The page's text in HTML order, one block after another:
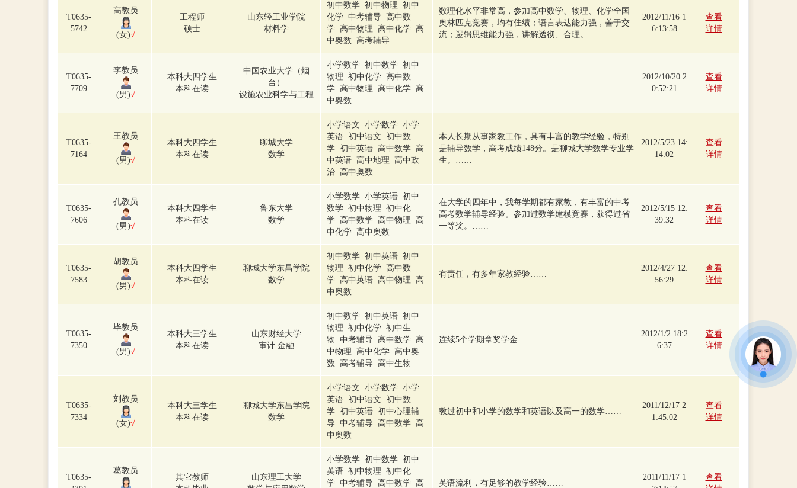
T0635-
5742
高教员
(女)√
工程师
硕士
山东轻工业学院
材料学
初中数学 初中物理 初中
化学 中考辅导 高中数
学 高中物理 高中化学 高
中奥数 高考辅导
数理化水平非常高，参加高中数学、物理、化学全国
奥林匹克竞赛，均有佳绩；语言表达能力强，善于交
流；逻辑思维能力强，讲解透彻、合理。……
2012/11/16 1
6:13:58
查看
详情
T0635-
7709
李教员
(男)√
本科大四学生
本科在读
中国农业大学（烟
台）
设施农业科学与工程
小学数学 初中数学 初中
物理 初中化学 高中数
学 高中物理 高中化学 高
中奥数
……
2012/10/20 2
0:52:21
查看
详情
T0635-
7164
王教员
(男)√
本科大四学生
本科在读
聊城大学
数学
小学语文 小学数学 小学
英语 初中语文 初中数
学 初中英语 高中数学 高
中英语 高中地理 高中政
治 高中奥数
本人长期从事家教工作，具有丰富的教学经验，特别
是辅导数学，高考成绩148分。是聊城大学数学专业学
生。……
2012/5/23 14:
14:02
查看
详情
T0635-
7606
孔教员
(男)√
本科大四学生
本科在读
鲁东大学
数学
小学数学 小学英语 初中
数学 初中物理 初中化
学 高中数学 高中物理 高
中化学 高中奥数
在大学的四年中，我每学期都有家教，有丰富的中考
高考数学辅导经验。参加过数学建模竞赛，获得过省
一等奖。……
2012/5/15 12:
39:32
查看
详情
T0635-
7583
胡教员
(男)√
本科大四学生
本科在读
聊城大学东昌学院
数学
初中数学 初中英语 初中
物理 初中化学 高中数
学 高中英语 高中物理 高
中奥数
有责任，有多年家教经验……
2012/4/27 12:
56:29
查看
详情
T0635-
7350
毕教员
(男)√
本科大三学生
本科在读
山东财经大学
审计 金融
初中数学 初中英语 初中
物理 初中化学 初中生
物 中考辅导 高中数学 高
中物理 高中化学 高中奥
数 高考辅导 高中生物
连续5个学期拿奖学金……
2012/1/2 18:2
6:37
查看
详情
T0635-
7334
刘教员
(女)√
本科大三学生
本科在读
聊城大学东昌学院
数学
小学语文 小学数学 小学
英语 初中语文 初中数
学 初中英语 初中心理辅
导 中考辅导 高中数学 高
中奥数
教过初中和小学的数学和英语以及高一的数学……
2011/12/17 2
1:45:02
查看
详情
T0635-
葛教员
其它教师
山东理工大学
小学数学 初中数学 初中
英语 初中物理 初中化
学 中考辅导 高中数学 高
英语流利，有足够的教学经验……
2011/11/17 1
查看